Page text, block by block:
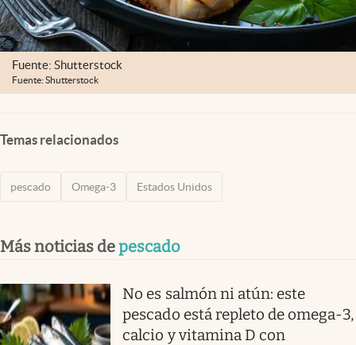
Fuente: Shutterstock
Fuente: Shutterstock
Temas relacionados
pescado Omega-3 Estados Unidos
Más noticias depescado
No es salmón ni atún: este
pescado está repleto de omega-3,
calcio y vitamina D con